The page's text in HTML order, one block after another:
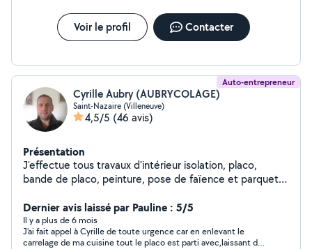
Voir le profil Contacter
Auto-entrepreneur
Cyrille Aubry (AUBRYCOLAGE)
Saint-Nazaire (Villeneuve)
4,5/5 (46 avis)
Présentation
J'effectue tous travaux d'intérieur isolation, placo,
bande de placo, peinture, pose de faïence et parquet.
Dernier avis laissé par Pauline : 5/5
Il y a plus de 6 mois
J'ai fait appel à Cyrille de toute urgence car en enlevant le
carrelage de ma cuisine tout le placo est parti avec,laissant de